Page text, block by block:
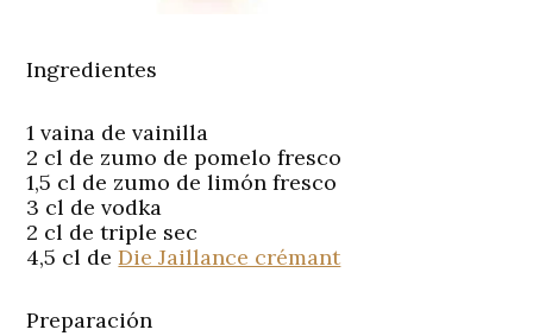
Ingredientes
1 vaina de vainilla
2 cl de zumo de pomelo fresco
1,5 cl de zumo de limón fresco
3 cl de vodka
2 cl de triple sec
4,5 cl deDie Jaillance crémant
Preparación